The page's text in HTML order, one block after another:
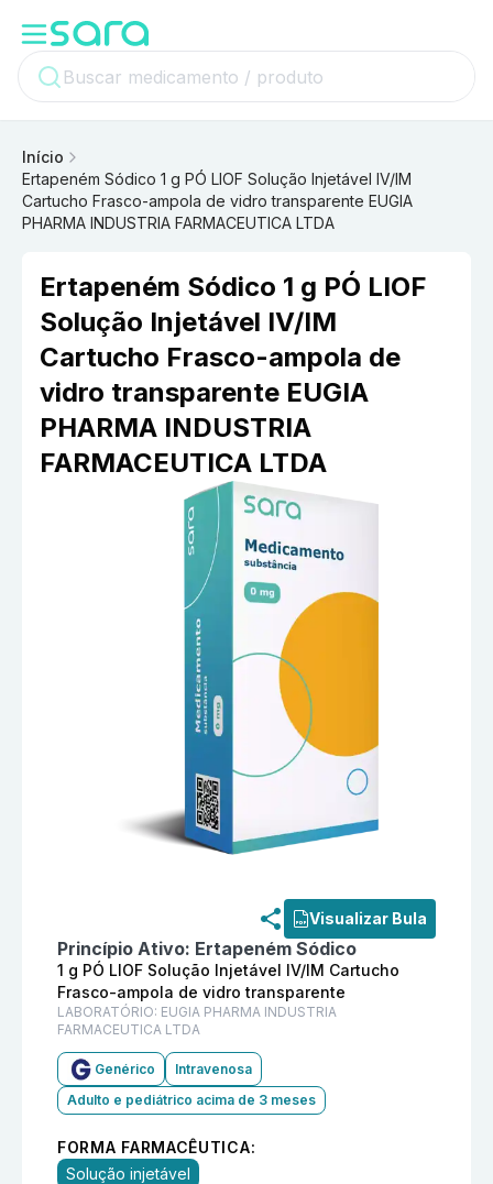
Início
Ertapeném Sódico 1 g PÓ LIOF Solução Injetável IV/IM
Cartucho Frasco-ampola de vidro transparente EUGIA
PHARMA INDUSTRIA FARMACEUTICA LTDA
Ertapeném Sódico 1 g PÓ LIOF
Solução Injetável IV/IM
Cartucho Frasco-ampola de
vidro transparente EUGIA
PHARMA INDUSTRIA
FARMACEUTICA LTDA
Informações detalhadas do produtoErtapeném
Visualizar Bula
Princípio Ativo: Ertapeném Sódico
1 g PÓ LIOF Solução Injetável IV/IM Cartucho
Frasco-ampola de vidro transparente
LABORATÓRIO: EUGIA PHARMA INDUSTRIA
FARMACEUTICA LTDA
Genérico
Intravenosa
Adulto e pediátrico acima de 3 meses
FORMA FARMACÊUTICA:
Solução injetável